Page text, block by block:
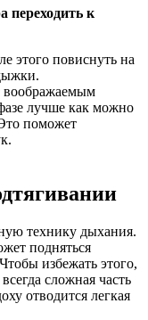
переходить к
этого повиснуть на
воображаемым
лучше как можно
поможет
технику дыхания.
подняться
избежать этого,
сложная часть
отводится легкая